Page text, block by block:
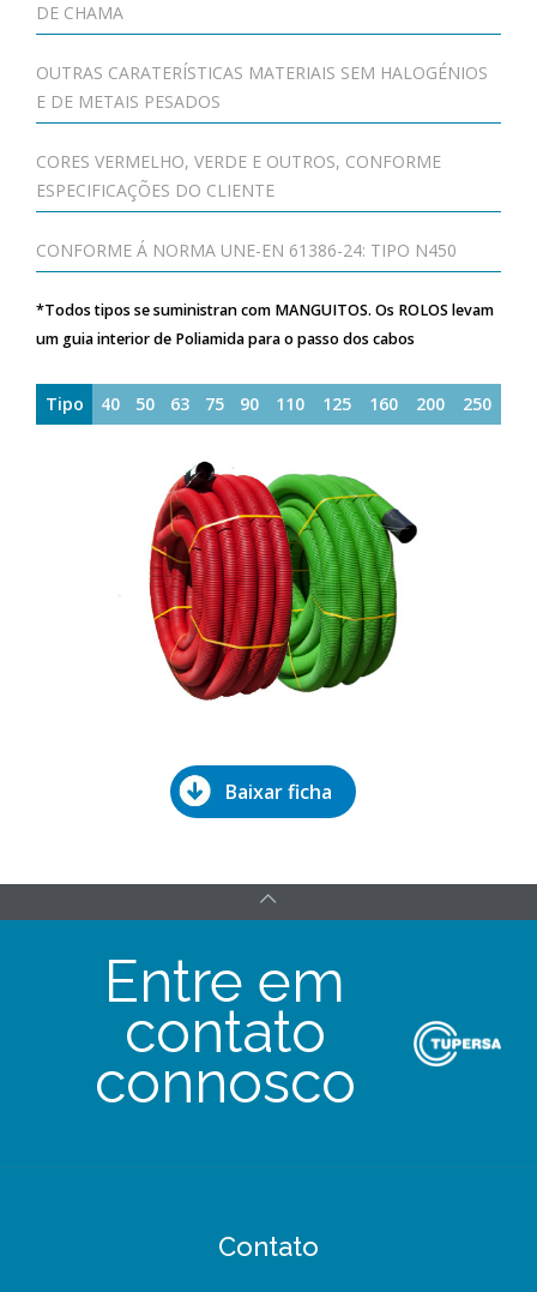
DE CHAMA
OUTRAS CARATERÍSTICAS MATERIAIS SEM HALOGÉNIOS
E DE METAIS PESADOS
CORES VERMELHO, VERDE E OUTROS, CONFORME
ESPECIFICAÇÕES DO CLIENTE
CONFORME Á NORMA UNE-EN 61386-24: TIPO N450
*Todos tipos se suministran com MANGUITOS. Os ROLOS levam
um guia interior de Poliamida para o passo dos cabos
Tipo 40 50 63 75 90 110 125 160 200 250
Baixar ficha
Entre em
contato
connosco
Contato